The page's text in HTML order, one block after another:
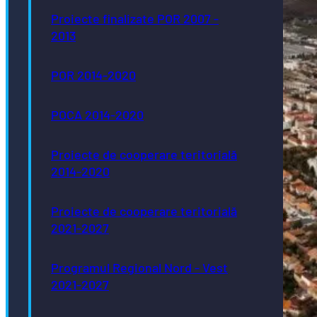
Proiecte finalizate POR 2007 -
2013
POR 2014-2020
POCA 2014-2020
Proiecte de cooperare teritorială
2014-2020
Proiecte de cooperare teritorială
2021-2027
Programul Regional Nord - Vest
2021-2027